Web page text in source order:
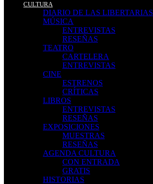
CULTURA
DIARIO DE LAS LIBERTARIAS
MÚSICA
ENTREVISTAS
RESEÑAS
TEATRO
CARTELERA
ENTREVISTAS
CINE
ESTRENOS
CRÍTICAS
LIBROS
ENTREVISTAS
RESEÑAS
EXPOSICIONES
MUESTRAS
RESEÑAS
AGENDA CULTURA
CON ENTRADA
GRATIS
HISTORIAS